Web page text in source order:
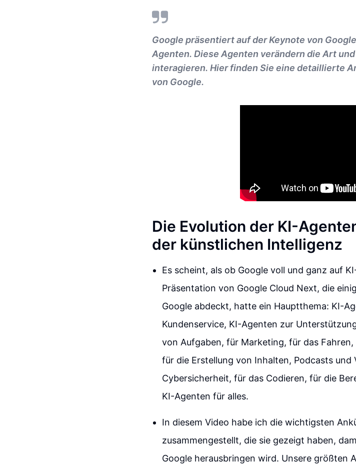
Google präsentiert auf der Keynote von
Agenten. Diese Agenten verändern die Art
interagieren. Hier finden Sie eine detaillierte
von Google.
Die Evolution der KI-
der künstlichen Intelligenz
Es scheint, als ob Google voll und ganz auf
Präsentation von Google Cloud Next, die
Google abdeckt, hatte ein Hauptthema: KI-
Kundenservice, KI-Agenten zur
von Aufgaben, für Marketing, für das
für die Erstellung von Inhalten, Podcasts und
Cybersicherheit, für das Codieren, für die
KI-Agenten für alles.
In diesem Video habe ich die wichtigsten
zusammengestellt, die sie gezeigt haben,
Google herausbringen wird. Unsere größten